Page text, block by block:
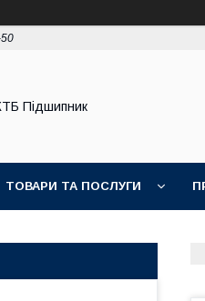
Підшипник
ТОВАРИ ТА ПОСЛУГИ